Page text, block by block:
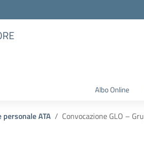
Albo Online
ATA Convocazione GLO –